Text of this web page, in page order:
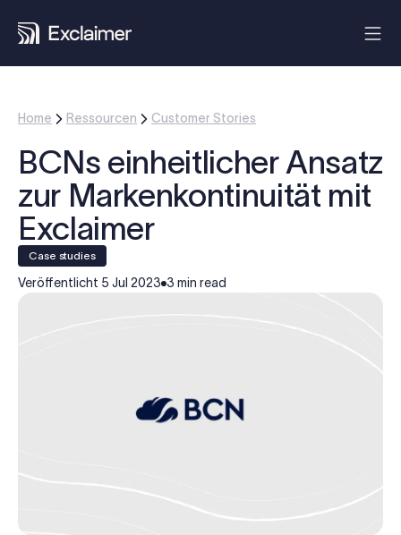
Home Ressourcen Customer Stories
BCNs einheitlicher Ansatz
zur Markenkontinuität mit
Exclaimer
case studies
Veröffentlicht 5 Jul 2023 3 min read